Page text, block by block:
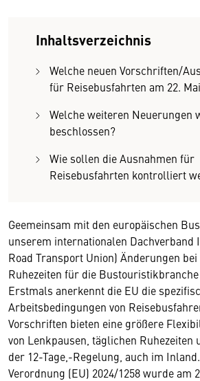
Inhaltsverzeichnis
Welche neuen Vorschriften/
für Reisebusfahrten am 22.
Welche weiteren Neuerungen
beschlossen?
Wie sollen die Ausnahmen für
Reisebusfahrten kontrolliert
Geemeinsam mit den europäischen
unserem internationalen Dachverband
Road Transport Union) Änderungen
Ruhezeiten für die
Erstmals anerkennt die EU die
Arbeitsbedingungen von
Vorschriften bieten eine größere
von Lenkpausen, täglichen Ruhezeiten
der 12-Tage,-Regelung, auch im
Verordnung (EU) 2024/1258 wurde am